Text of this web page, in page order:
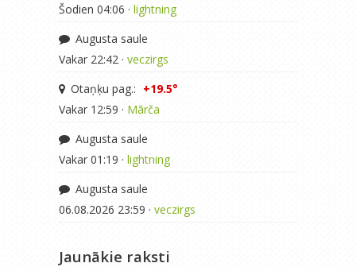
Šodien 04:06 · lightning
Augusta saule
Vakar 22:42 · veczirgs
Otaņķu pag.: +19.5°
Vakar 12:59 · Mārča
Augusta saule
Vakar 01:19 · lightning
Augusta saule
06.08.2026 23:59 · veczirgs
Jaunākie raksti